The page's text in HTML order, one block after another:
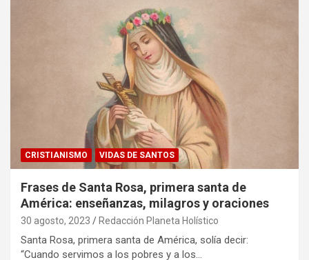
CRISTIANISMO VIDAS DE SANTOS
Frases de Santa Rosa, primera santa de
América: enseñanzas, milagros y oraciones
30 agosto, 2023 Redacción Planeta Holístico
Santa Rosa, primera santa de América, solía decir:
“Cuando servimos a los pobres y a los…